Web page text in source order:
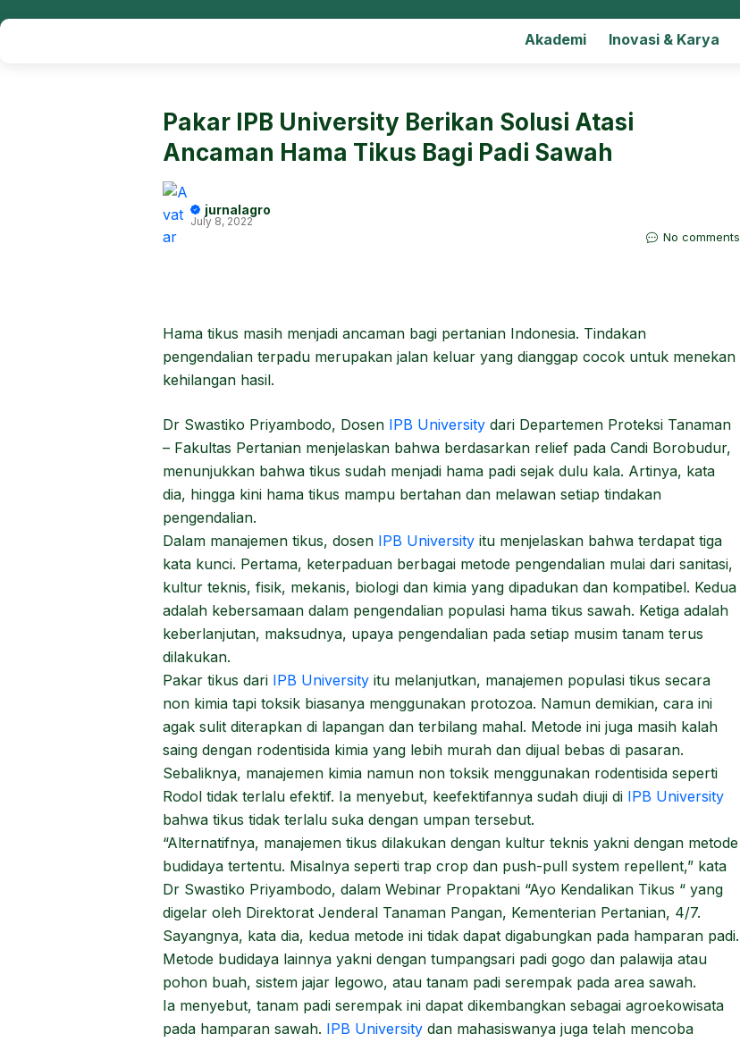
Akademi Inovasi & Karya
Pakar IPB University Berikan Solusi Atasi
Ancaman Hama Tikus Bagi Padi Sawah
jurnalagro
July 8, 2022
No comments
Hama tikus masih menjadi ancaman bagi pertanian Indonesia. Tindakan
pengendalian terpadu merupakan jalan keluar yang dianggap cocok untuk menekan
kehilangan hasil.
Dr Swastiko Priyambodo, Dosen IPB University dari Departemen Proteksi Tanaman
– Fakultas Pertanian menjelaskan bahwa berdasarkan relief pada Candi Borobudur,
menunjukkan bahwa tikus sudah menjadi hama padi sejak dulu kala. Artinya, kata
dia, hingga kini hama tikus mampu bertahan dan melawan setiap tindakan
pengendalian.
Dalam manajemen tikus, dosen IPB University itu menjelaskan bahwa terdapat tiga
kata kunci. Pertama, keterpaduan berbagai metode pengendalian mulai dari sanitasi,
kultur teknis, fisik, mekanis, biologi dan kimia yang dipadukan dan kompatibel. Kedua
adalah kebersamaan dalam pengendalian populasi hama tikus sawah. Ketiga adalah
keberlanjutan, maksudnya, upaya pengendalian pada setiap musim tanam terus
dilakukan.
Pakar tikus dari IPB University itu melanjutkan, manajemen populasi tikus secara
non kimia tapi toksik biasanya menggunakan protozoa. Namun demikian, cara ini
agak sulit diterapkan di lapangan dan terbilang mahal. Metode ini juga masih kalah
saing dengan rodentisida kimia yang lebih murah dan dijual bebas di pasaran.
Sebaliknya, manajemen kimia namun non toksik menggunakan rodentisida seperti
Rodol tidak terlalu efektif. Ia menyebut, keefektifannya sudah diuji di IPB University
bahwa tikus tidak terlalu suka dengan umpan tersebut.
“Alternatifnya, manajemen tikus dilakukan dengan kultur teknis yakni dengan metode
budidaya tertentu. Misalnya seperti trap crop dan push-pull system repellent,” kata
Dr Swastiko Priyambodo, dalam Webinar Propaktani “Ayo Kendalikan Tikus “ yang
digelar oleh Direktorat Jenderal Tanaman Pangan, Kementerian Pertanian, 4/7.
Sayangnya, kata dia, kedua metode ini tidak dapat digabungkan pada hamparan padi.
Metode budidaya lainnya yakni dengan tumpangsari padi gogo dan palawija atau
pohon buah, sistem jajar legowo, atau tanam padi serempak pada area sawah.
Ia menyebut, tanam padi serempak ini dapat dikembangkan sebagai agroekowisata
pada hamparan sawah. IPB University dan mahasiswanya juga telah mencoba